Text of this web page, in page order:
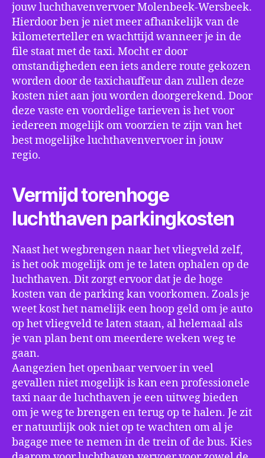
jouw luchthavenvervoer Molenbeek-Wersbeek.
Hierdoor ben je niet meer afhankelijk van de
kilometerteller en wachttijd wanneer je in de
file staat met de taxi. Mocht er door
omstandigheden een iets andere route gekozen
worden door de taxichauffeur dan zullen deze
kosten niet aan jou worden doorgerekend. Door
deze vaste en voordelige tarieven is het voor
iedereen mogelijk om voorzien te zijn van het
best mogelijke luchthavenvervoer in jouw
regio.
Vermijd torenhoge
luchthaven parkingkosten
Naast het wegbrengen naar het vliegveld zelf,
is het ook mogelijk om je te laten ophalen op de
luchthaven. Dit zorgt ervoor dat je de hoge
kosten van de parking kan voorkomen. Zoals je
weet kost het namelijk een hoop geld om je auto
op het vliegveld te laten staan, al helemaal als
je van plan bent om meerdere weken weg te
gaan.
Aangezien het openbaar vervoer in veel
gevallen niet mogelijk is kan een professionele
taxi naar de luchthaven je een uitweg bieden
om je weg te brengen en terug op te halen. Je zit
er natuurlijk ook niet op te wachten om al je
bagage mee te nemen in de trein of de bus. Kies